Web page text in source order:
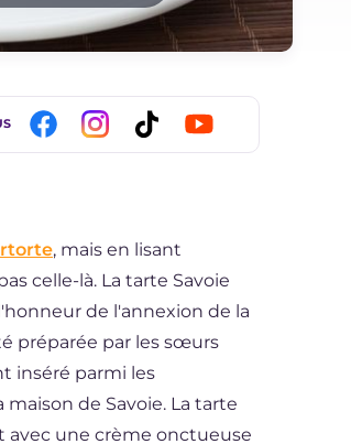
, mais en lisant
celle-là. La tarte Savoie
de l'annexion de la
préparée par les sœurs
inséré parmi les
de Savoie. La tarte
avec une crème onctueuse